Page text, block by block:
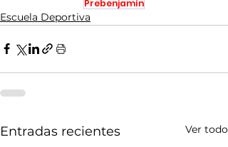
Prebenjamín
Escuela Deportiva
Entradas recientes Ver todo